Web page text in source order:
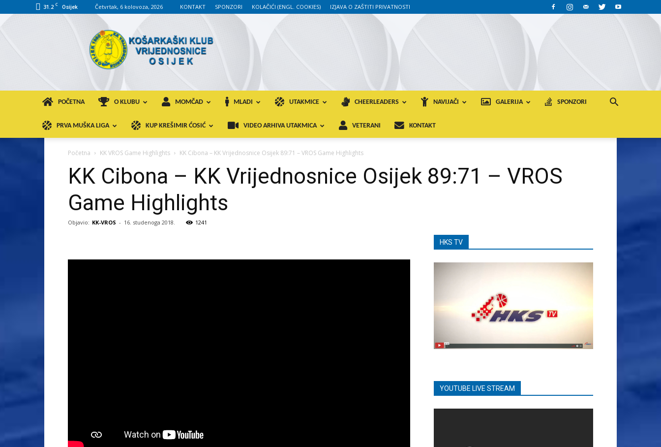
31.2 C Osijek Četvrtak, 6 kolovoza, 2026 KONTAKT SPONZORI KOLAČIĆI (ENGL. COOKIES) IZJAVA O ZAŠTITI PRIVATNOSTI
KK
VROS
POČETNA O KLUBU MOMČAD MLADI UTAKMICE CHEERLEADERS NAVIJAČI GALERIJA SPONZORI
PRVA MUŠKA LIGA KUP KREŠIMIR ĆOSIĆ VIDEO ARHIVA UTAKMICA VETERANI KONTAKT
Početna KK VROS Game Highlights KK Cibona – KK Vrijednosnice Osijek 89:71 – VROS Game Highlights
KK Cibona – KK Vrijednosnice Osijek 89:71 – VROS
Game Highlights
Objavio: KK-VROS - 16. studenoga 2018. 1241
HKS TV
YOUTUBE LIVE STREAM